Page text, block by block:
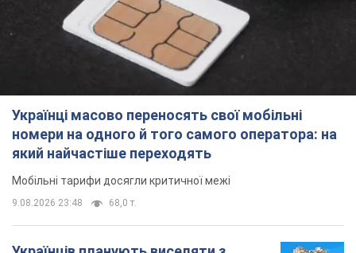
Українці масово переносять свої мобільні
номери на одного й того самого оператора: на
який найчастіше переходять
Мобільні тарифи досягли критичної межі
9.08.2026 23:48 68,0 т.